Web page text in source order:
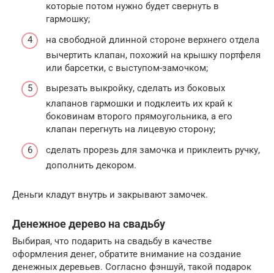
которые потом нужно будет свернуть в
гармошку;
на свободной длинной стороне верхнего отдела
вычертить клапан, похожий на крышку портфеля
или барсетки, с выступом-замочком;
вырезать выкройку, сделать из боковых
клапанов гармошки и подклеить их край к
боковинам второго прямоугольника, а его
клапан перегнуть на лицевую сторону;
сделать прорезь для замочка и приклеить ручку,
дополнить декором.
Деньги кладут внутрь и закрывают замочек.
Денежное дерево на свадьбу
Выбирая, что подарить на свадьбу в качестве
оформления денег, обратите внимание на создание
денежных деревьев. Согласно фэншуй, такой подарок